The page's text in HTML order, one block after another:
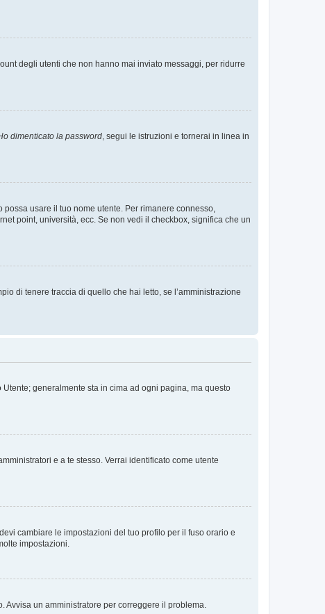
degli utenti che non hanno mai inviato messaggi, per ridurre
dimenticato la password , segui le istruzioni e tornerai in linea in
usare il tuo nome utente. Per rimanere connesso,
point, università, ecc. Se non vedi il checkbox, significa che un
di tenere traccia di quello che hai letto, se l’amministrazione
generalmente sta in cima ad ogni pagina, ma questo
e a te stesso. Verrai identificato come utente
cambiare le impostazioni del tuo profilo per il fuso orario e
impostazioni.
Avvisa un amministratore per correggere il problema.